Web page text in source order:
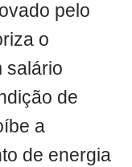
pelo
o
salário
de
a
de energia